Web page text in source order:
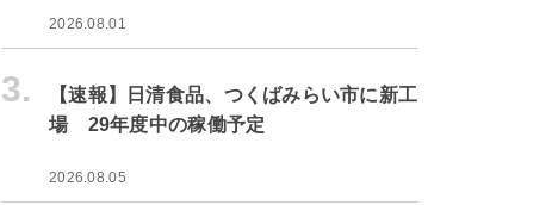
2026.08.01
3.
【速報】日清食品、つくばみらい市に新工
場 29年度中の稼働予定
2026.08.05